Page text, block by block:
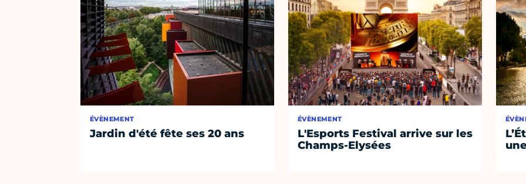
ÉVÈNEMENT
Jardin d'été fête ses 20 ans
ÉVÈNEMENT
L'Esports Festival arrive sur les
Champs-Elysées